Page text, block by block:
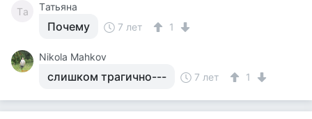
Tа Tатьяна
Почему 7 лет 1
Nikola Mahkov
слишком трагично--- 7 лет 1